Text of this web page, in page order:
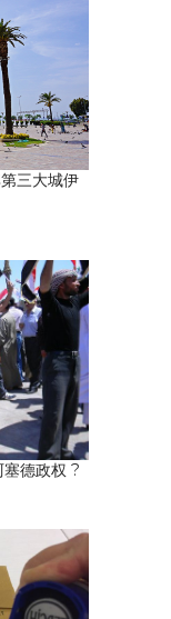
三大城伊
德政权 ?